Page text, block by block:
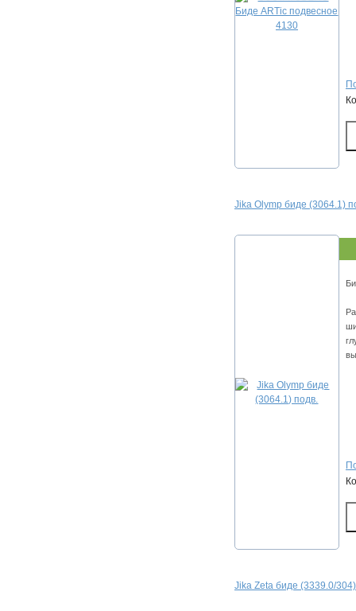
Jika Olymp биде (3064.1)
Jika Zeta биде (3339.0/304)